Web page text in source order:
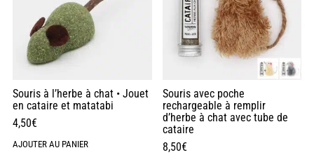
Souris à l’herbe à chat • Jouet
en cataire et matatabi
4,50€
AJOUTER AU PANIER
Souris avec poche
rechargeable à remplir
d’herbe à chat avec tube de
cataire
8,50€